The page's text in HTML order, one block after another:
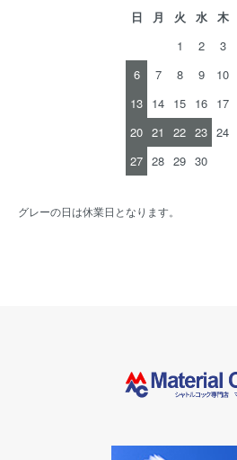
日 月 火 水 木
1
2 3
6
7 8 9 10
13 14 15 16 17
20 21 22 23 24
27 28 29 30
グレーの日は休業日となります。